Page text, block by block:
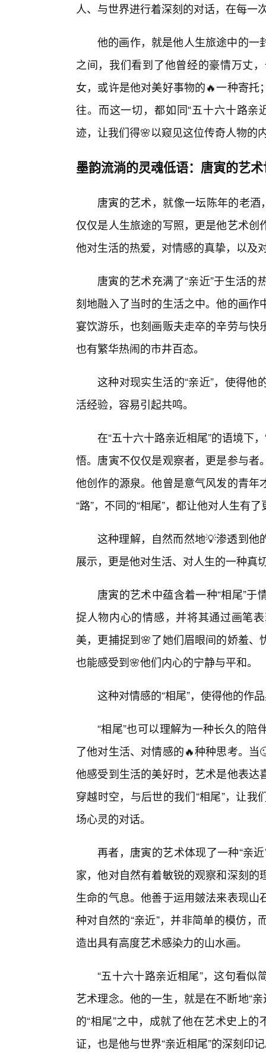
人、与世界进行着深刻的对话，在每一
他的画作，就是他人生旅途中的一
之间，我们看到了他曾经的豪情万丈
女，或许是他对美好事物的🔥一种寄
往。而这一切，都如同“五十六十路
迹，让我们得🌸以窥见这位传奇人物的
墨韵流淌的灵魂低语：唐寅的艺
唐寅的艺术，就像一坛陈年的老酒
仅仅是人生旅途的写照，更是他艺术
他对生活的热爱，对情感的真挚，以及
唐寅的艺术充满了“亲近”于生活
刻地融入了当时的生活之中。他的画
宴饮游乐，也刻画贩夫走卒的辛劳与
也有繁华热闹的市井百态。
这种对现实生活的“亲近”，使得
活经验，容易引起共鸣。
在“五十六十路亲近相尾”的语境下
悟。唐寅不仅仅是观察者，更是参与
他创作的源泉。他曾是意气风发的青
“路”，不同的“相尾”，都让他对人生有
这种理解，自然而然地💡渗透到他
展示，更是他对生活、对人生的一种真
唐寅的艺术中蕴含着一种“相尾”
捉人物内心的情感，并将其通过画笔
美，更捕捉到🌸了她们眉眼间的娇羞
也能感受到🌸他们内心的宁静与平和。
这种对情感的“相尾”，使得他的作
“相尾”也可以理解为一种长久的
了他对生活、对情感的🔥种种思考。
他感受到生活的美好时，艺术是他表
穿越时空，与后世的我们“相尾”，让
场心灵的对话。
再者，唐寅的艺术体现了一种“亲
家，他对自然有着敏锐的观察和深刻
生命的气息。他善于运用皴法来表现
种对自然的“亲近”，并非简单的模仿
造出具有高度艺术感染力的山水画。
“五十六十路亲近相尾”，这句看
艺术理念。他的一生，就是在不断地“
的“相尾”之中，成就了他在艺术史上
证，也是他与世界“亲近相尾”的深刻印